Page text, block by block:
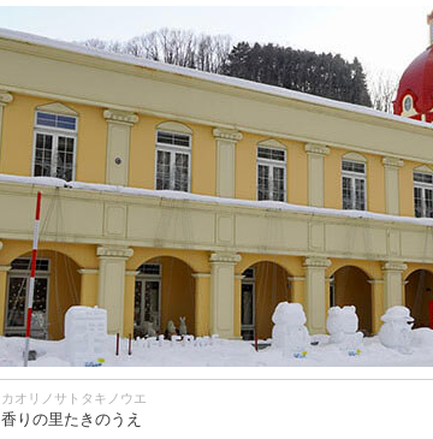
カオリノサトタキノウエ
香りの里たきのうえ